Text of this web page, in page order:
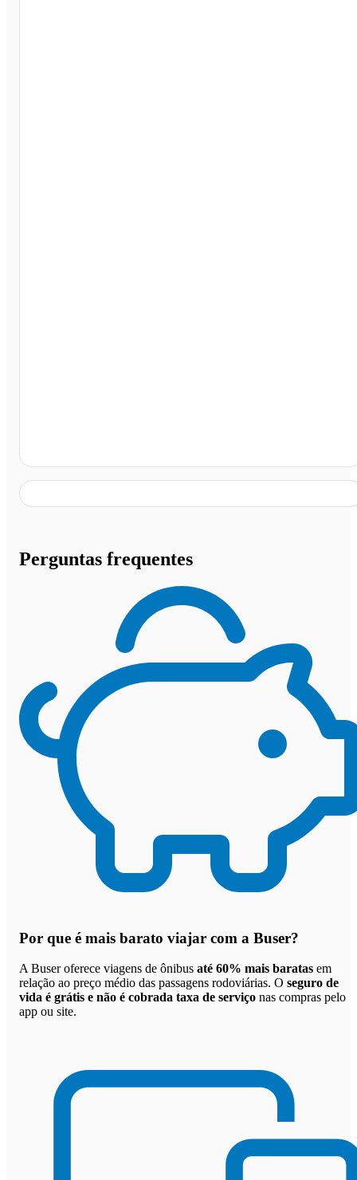
Perguntas frequentes
Por que é mais barato viajar com a Buser?
A Buser oferece viagens de ônibus até 60% mais baratas em
relação ao preço médio das passagens rodoviárias. O seguro de
vida é grátis e não é cobrada taxa de serviço nas compras pelo
app ou site.